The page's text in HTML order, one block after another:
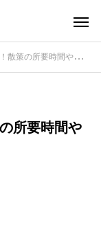
時間や駐車場事情も解説
所要時間や